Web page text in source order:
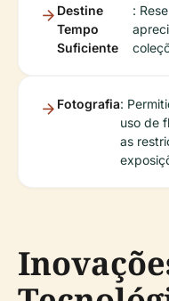
Destine
Tempo
Suficiente
:
Fotografia:
uso de
as